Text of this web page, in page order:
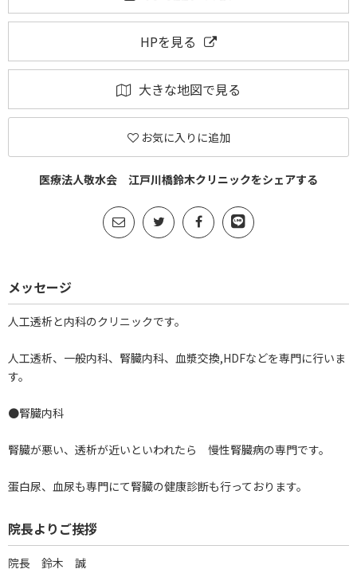
HPを見る
大きな地図で見る
お気に入りに追加
医療法人敬水会 江戸川橋鈴木クリニックをシェアする
メッセージ
人工透析と内科のクリニックです。
人工透析、一般内科、腎臓内科、血漿交換,HDFなどを専門に行いま
す。
●腎臓内科
腎臓が悪い、透析が近いといわれたら 慢性腎臓病の専門です。
蛋白尿、血尿も専門にて腎臓の健康診断も行っております。
院長よりご挨拶
院長 鈴木 誠